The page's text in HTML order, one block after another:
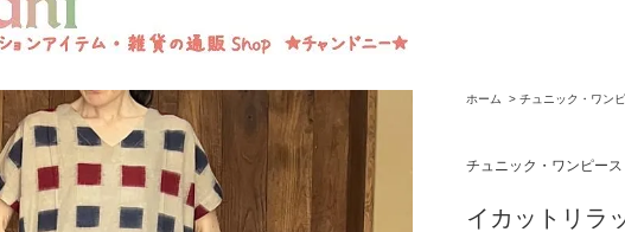
ホーム > チュニック・ワン
チュニック・ワンピース
イカットリラ